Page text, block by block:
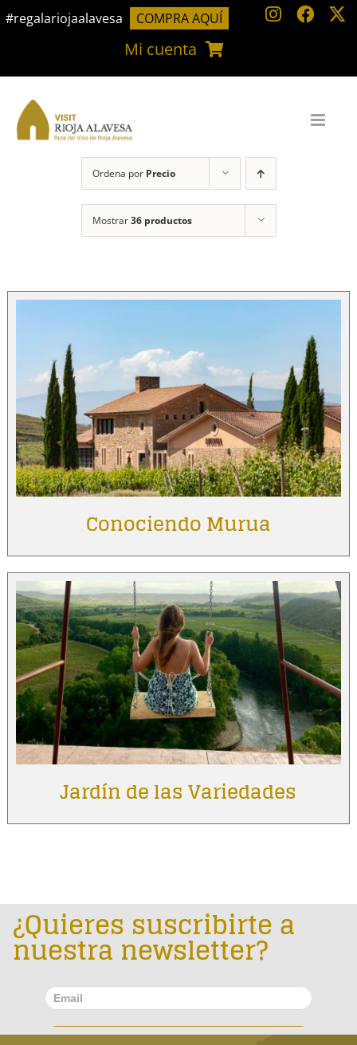
Saltar
#regalariojaalavesa COMPRA AQUÍ
Mi cuenta
Ordena por Precio
Mostrar36 productos
Conociendo Murua
Jardín de las Variedades
¿Quieres suscribirte a
nuestra newsletter?